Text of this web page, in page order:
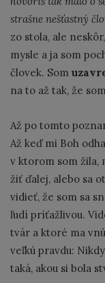
strašne nešťastný
zo stola, ale
mysle a ja som
človek. Som
na to až tak, že
Až po tomto
Až keď mi Boh
v ktorom som žila,
žiť ďalej, alebo sa
vidieť, že som sa
ľudí príťažlivou.
tvár a ktoré ma
veľkú pravdu:
taká, akou si bola